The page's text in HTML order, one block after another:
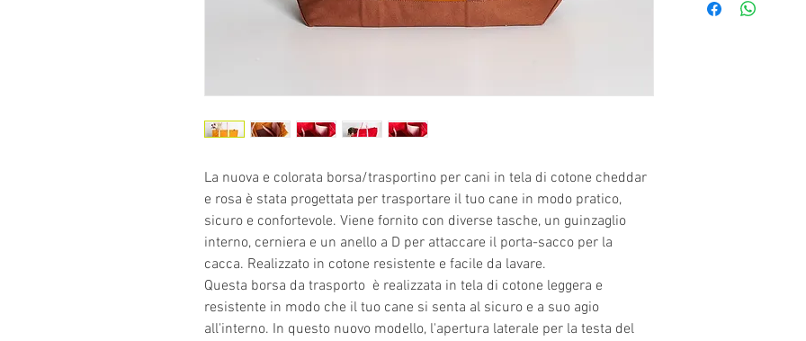
La nuova e colorata borsa/trasportino per cani in tela di cotone cheddar
e rosa è stata progettata per trasportare il tuo cane in modo pratico,
sicuro e confortevole. Viene fornito con diverse tasche, un guinzaglio
interno, cerniera e un anello a D per attaccare il porta-sacco per la
cacca. Realizzato in cotone resistente e facile da lavare.
Questa borsa da trasporto è realizzata in tela di cotone leggera e
resistente in modo che il tuo cane si senta al sicuro e a suo agio
all'interno. In questo nuovo modello, l'apertura laterale per la testa del
: 3/6,5 kg base